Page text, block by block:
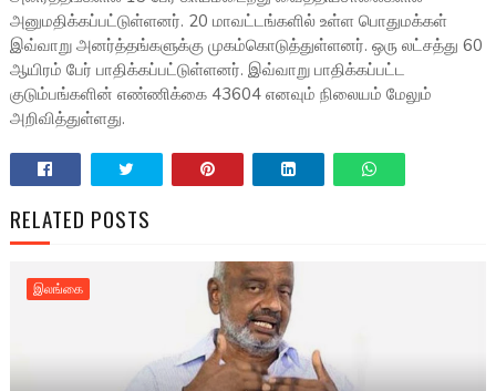
அனுமதிக்கப்பட்டுள்ளனர். 20 மாவட்டங்களில் உள்ள பொதுமக்கள்
இவ்வாறு அனர்த்தங்களுக்கு முகம்கொடுத்துள்ளனர். ஒரு லட்சத்து 60
ஆயிரம் பேர் பாதிக்கப்பட்டுள்ளனர். இவ்வாறு பாதிக்கப்பட்ட
குடும்பங்களின் எண்ணிக்கை 43604 எனவும் நிலையம் மேலும்
அறிவித்துள்ளது.
RELATED POSTS
இலங்கை